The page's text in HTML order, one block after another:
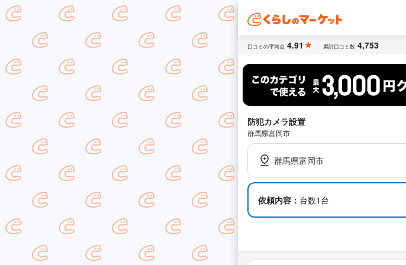
口コミの平均点 4.91 累計口コミ数 4,753
防犯カメラ設置
群馬県富岡市
群馬県富岡市
依頼内容： 台数1台